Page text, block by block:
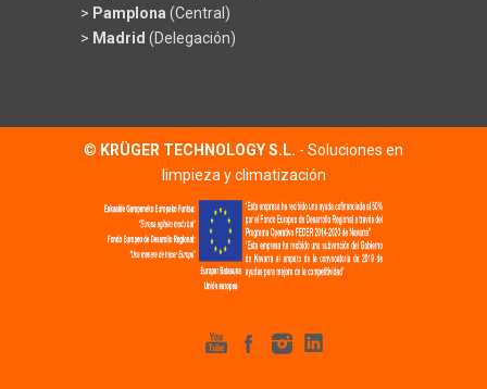
> Pamplona (Central)
> Madrid (Delegación)
© KRÜGER TECHNOLOGY S.L. - Soluciones en
limpieza y climatización